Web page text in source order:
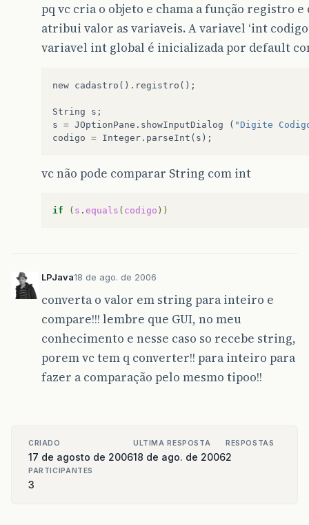
pq vc cria o objeto e chama a função registro e
atribui valor as variaveis. A variavel ‘int
variavel int global é inicializada por default
new cadastro (). registro ();
String s ;
s = JOptionPane . showInputDialog ( "Digite
codigo = Integer . parseInt ( s );
vc não pode comparar String com int
if ( s . equals ( codigo ))
LPJava18 de ago. de 2006
converta o valor em string para inteiro e
compare!!! lembre que GUI, no meu
conhecimento e nesse caso so recebe string,
porem vc tem q converter!! para inteiro para
fazer a comparação pelo mesmo tipoo!!
CRIADO
17 de agosto de 2006
ULTIMA RESPOSTA
18 de ago. de 2006
RESPOSTAS
2
PARTICIPANTES
3